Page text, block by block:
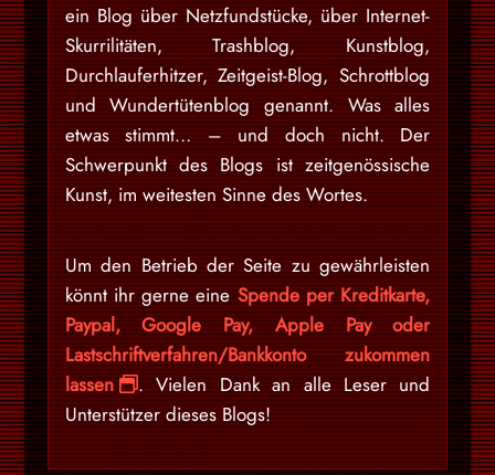
ein Blog über Netzfundstücke, über Internet-
Skurrilitäten, Trashblog, Kunstblog,
Durchlauferhitzer, Zeitgeist-Blog, Schrottblog
und Wundertütenblog genannt. Was alles
etwas stimmt… – und doch nicht. Der
Schwerpunkt des Blogs ist zeitgenössische
Kunst, im weitesten Sinne des Wortes.
Um den Betrieb der Seite zu gewährleisten
könnt ihr gerne eine Spende per Kreditkarte,
Paypal, Google Pay, Apple Pay oder
Lastschriftverfahren/Bankkonto zukommen
lassen
. Vielen Dank an alle Leser und
Unterstützer dieses Blogs!